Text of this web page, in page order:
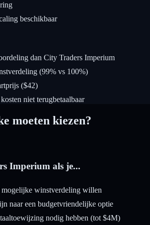
beschikbaar
dan City Traders Imperium
(99% vs 100%)
($42)
niet terugbetaalbaar
moeten kiezen?
Imperium als je...
mogelijke winstverdeling willen
naar een budgetvriendelijke optie
nodig hebben (tot $4M)